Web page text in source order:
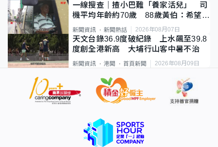
一線搜查｜揸小巴難「養家活兒」 司
機平均年齡約70歲 88歲黃伯：希望一
直揸落去
新聞資訊 新聞熱話 2026年08月07日
天文台錄36.9度破紀錄 上水飆至39.8
度創全港新高 大埔行山客中暑不治
新聞資訊 港聞 首頁新聞 2026年08月09日